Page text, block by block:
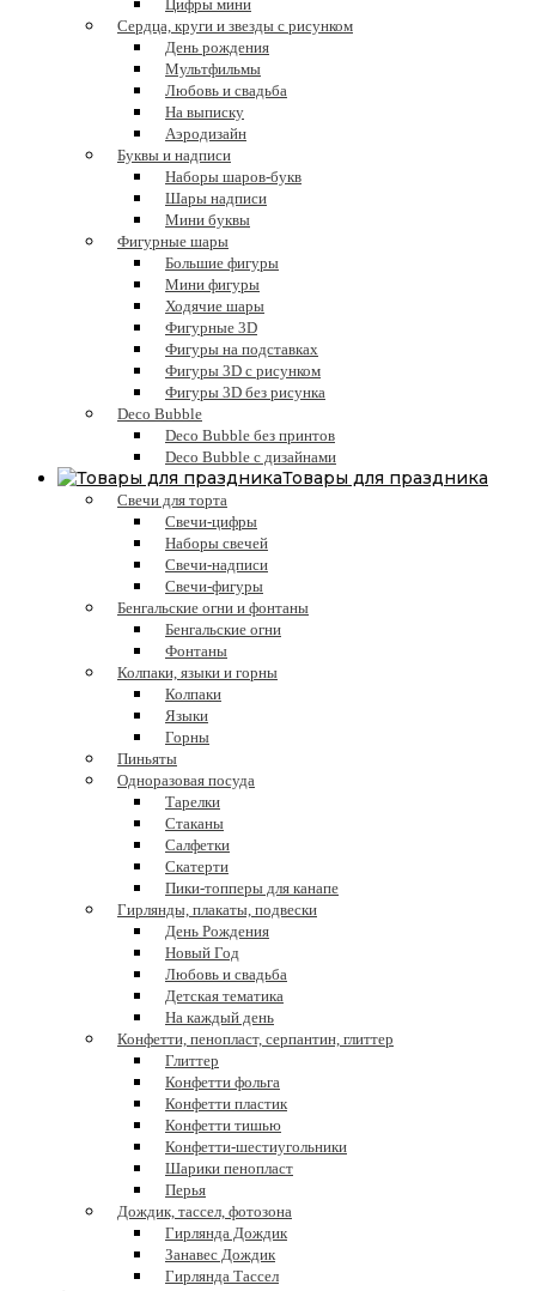
Цифры мини
Сердца, круги и звезды с рисунком
День рождения
Мультфильмы
Любовь и свадьба
На выписку
Аэродизайн
Буквы и надписи
Наборы шаров-букв
Шары надписи
Мини буквы
Фигурные шары
Большие фигуры
Мини фигуры
Ходячие шары
Фигурные 3D
Фигуры на подставках
Фигуры 3D с рисунком
Фигуры 3D без рисунка
Deco Bubble
Deco Bubble без принтов
Deco Bubble с дизайнами
Товары для праздника
Свечи для торта
Свечи-цифры
Наборы свечей
Свечи-надписи
Свечи-фигуры
Бенгальские огни и фонтаны
Бенгальские огни
Фонтаны
Колпаки, языки и горны
Колпаки
Языки
Горны
Пиньяты
Одноразовая посуда
Тарелки
Стаканы
Салфетки
Скатерти
Пики-топперы для канапе
Гирлянды, плакаты, подвески
День Рождения
Новый Год
Любовь и свадьба
Детская тематика
На каждый день
Конфетти, пенопласт, серпантин, глиттер
Глиттер
Конфетти фольга
Конфетти пластик
Конфетти тишью
Конфетти-шестиугольники
Шарики пенопласт
Перья
Дождик, тассел, фотозона
Гирлянда Дождик
Занавес Дождик
Гирлянда Тассел